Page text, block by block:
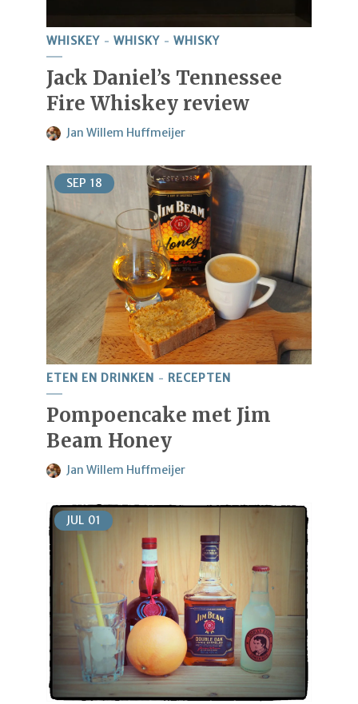
WHISKEY WHISKY WHISKY
Jack Daniel’s Tennessee
Fire Whiskey review
Jan Willem Huffmeijer
SEP 18
ETEN EN DRINKEN RECEPTEN
Pompoencake met Jim
Beam Honey
Jan Willem Huffmeijer
JUL 01